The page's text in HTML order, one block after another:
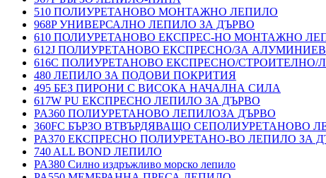
510 ПОЛИУРЕТАНОВО МОНТАЖНО ЛЕПИЛО
968P УНИВЕРСАЛНО ЛЕПИЛО ЗА ДЪРВО
610 ПОЛИУРЕТАНОВО ЕКСПРЕС-НО МОНТАЖНО
612J ПОЛИУРЕТАНОВО ЕКСПРЕСНО/ЗА
616C ПОЛИУРЕТАНОВО ЕКСПРЕСНО/СТРОИТЕЛНО/
480 ЛЕПИЛО ЗА ПОДОВИ ПОКРИТИЯ
495 БЕЗ ПИРОНИ С ВИСОКА НАЧАЛНА СИЛА
617W PU ЕКСПРЕСНО ЛЕПИЛО ЗА ДЪРВО
PA360 ПОЛИУРЕТАНОВО ЛЕПИЛОЗА ДЪРВО
360FC БЪРЗО ВТВЪРДЯВАЩО СЕПОЛИУРЕТАНОВО
PA370 ЕКСПРЕСНО ПОЛИУРЕТАНО-ВО ЛЕПИЛО ЗА
740 ALL BOND ЛЕПИЛО
PA380 Силно издръжливо морско лепило